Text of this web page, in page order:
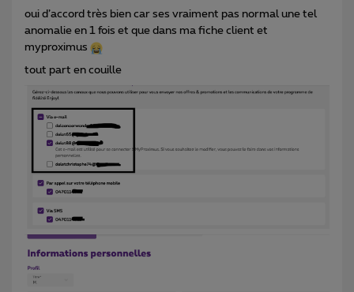
oui d’accord très bien car ses vraiment pas normal une tel
anomalie en 1 fois et que dans ma fiche client et
myproximus
tout part en couille